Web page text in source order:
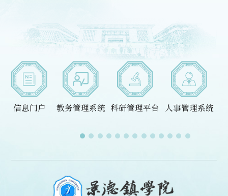
信息门户 教务管理系统 科研管理平台 人事管理系统